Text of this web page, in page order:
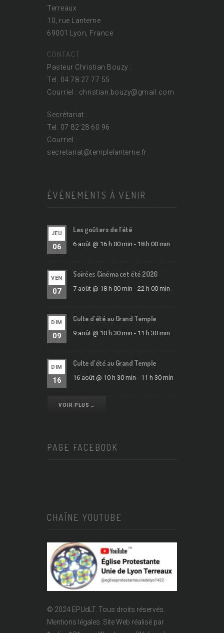
Terreaux
10, rue Lanterne
69001 Lyon, France
CONTACT
Pasteur Christian Bouzy :
Tel. 04 78 27 77 55
Courriel : christian.bouzy@gmail.com
Secrétariat :
Tel. 07 82 28 60 96
Courriel :
secretariat@templelanterne.fr
ÉVÉNEMENTS À VENIR
JEU
06
Les goûters de l’été
6 août @ 16 h 00 min - 18 h 00 min
VEN
07
Soirées Cinéma cet été 2026
7 août @ 18 h 00 min - 22 h 00 min
DIM
09
Culte d’été au Grand Temple
9 août @ 10 h 30 min - 11 h 30 min
DIM
16
Culte d’été au Grand Temple
16 août @ 10 h 30 min - 11 h 30 min
VOIR PLUS …
PAGE FACEBOOK
CHAÎNE YOUTUBE
© 2024 EPUdLT. Tous droits réservés.
Mentions légales. Site Web réalisé par